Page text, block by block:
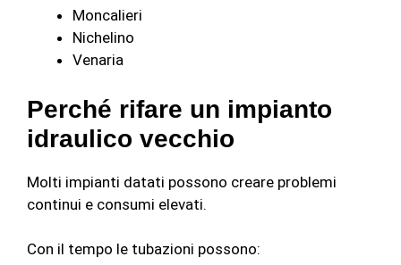
Moncalieri
Nichelino
Venaria
Perché rifare un impianto
idraulico vecchio
Molti impianti datati possono creare problemi
continui e consumi elevati.
Con il tempo le tubazioni possono: